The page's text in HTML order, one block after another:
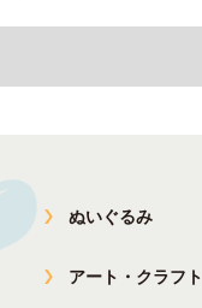
ぬいぐるみ
アート・クラフト